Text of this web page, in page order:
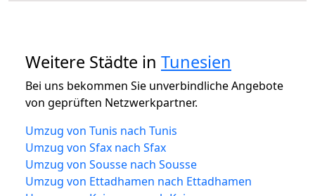
Weitere Städte in Tunesien
Bei uns bekommen Sie unverbindliche Angebote
von geprüften Netzwerkpartner.
Umzug von Tunis nach Tunis
Umzug von Sfax nach Sfax
Umzug von Sousse nach Sousse
Umzug von Ettadhamen nach Ettadhamen